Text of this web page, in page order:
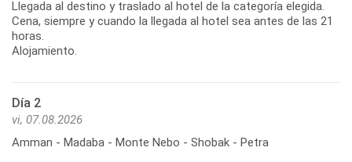
Llegada al destino y traslado al hotel de la categoría elegida.
Cena, siempre y cuando la llegada al hotel sea antes de las 21
horas.
Alojamiento.
Día 2
vi, 07.08.2026
Amman - Madaba - Monte Nebo - Shobak - Petra